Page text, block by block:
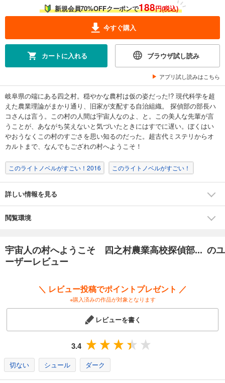
新規会員70%OFFクーポンで188円(税込)
今すぐ購入
カートに入れる ブラウザ試し読み
アプリ試し読みはこちら
岐阜県の端にある四之村。穏やかな農村は仮の姿だった!? 現代科学を超
えた農業理論がまかり通り、旧家が支配する自治組織。 探偵部の部長ハ
コさんは言う。この村の人間は宇宙人なのよ、と。この美人な先輩が言
うことが、あながち笑えないと気づいたときにはすでに遅い。ぼくはい
やおうなくこの村のすごさを思い知るのだった。超古代ミステリからオ
カルトまで、なんでもござれの村へようこそ！
このライトノベルがすごい！2016 このライトノベルがすごい！
詳しい情報を見る
閲覧環境
宇宙人の村へようこそ 四之村農業高校探偵部... のユ
ーザーレビュー
＼ レビュー投稿でポイントプレゼント ／
※購入済みの作品が対象となります
レビューを書く
3.4
切ない シュール ダーク